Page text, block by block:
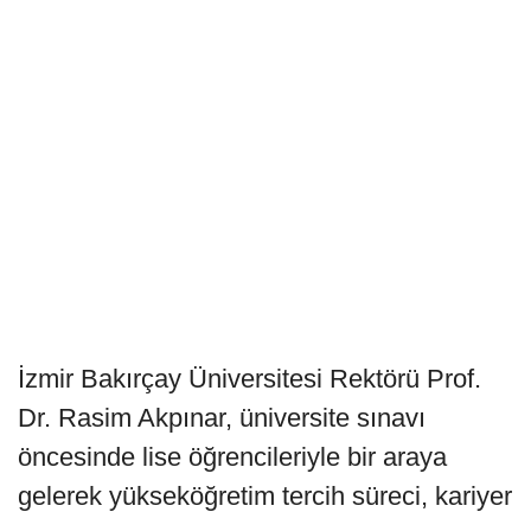
İzmir Bakırçay Üniversitesi Rektörü Prof.
Dr. Rasim Akpınar, üniversite sınavı
öncesinde lise öğrencileriyle bir araya
gelerek yükseköğretim tercih süreci, kariyer